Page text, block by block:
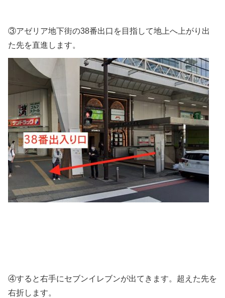
③アゼリア地下街の38番出口を目指して地上へ上がり出
た先を直進します。
④すると右手にセブンイレブンが出てきます。超えた先を
右折します。